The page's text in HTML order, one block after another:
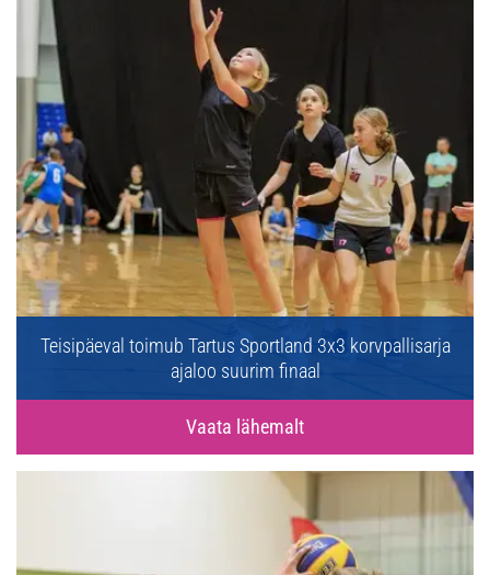
Teisipäeval toimub Tartus Sportland 3x3 korvpallisarja
ajaloo suurim finaal
Vaata lähemalt